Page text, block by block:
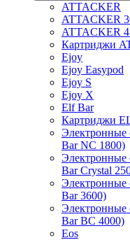
ATTACKER
ATTACKER
ATTACKER
Картриджи
Ejoy
Ejoy Easypod
Ejoy S
Ejoy X
Elf Bar
Картриджи
Электронные
Bar NC 1800)
Электронные
Bar Crystal
Электронные
Bar 3600)
Электронные
Bar BC 4000)
Eos